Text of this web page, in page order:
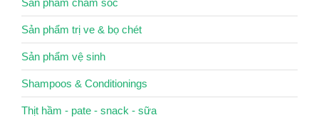
Sản phẩm chăm sóc
Sản phẩm trị ve & bọ chét
Sản phẩm vệ sinh
Shampoos & Conditionings
Thịt hầm - pate - snack - sữa